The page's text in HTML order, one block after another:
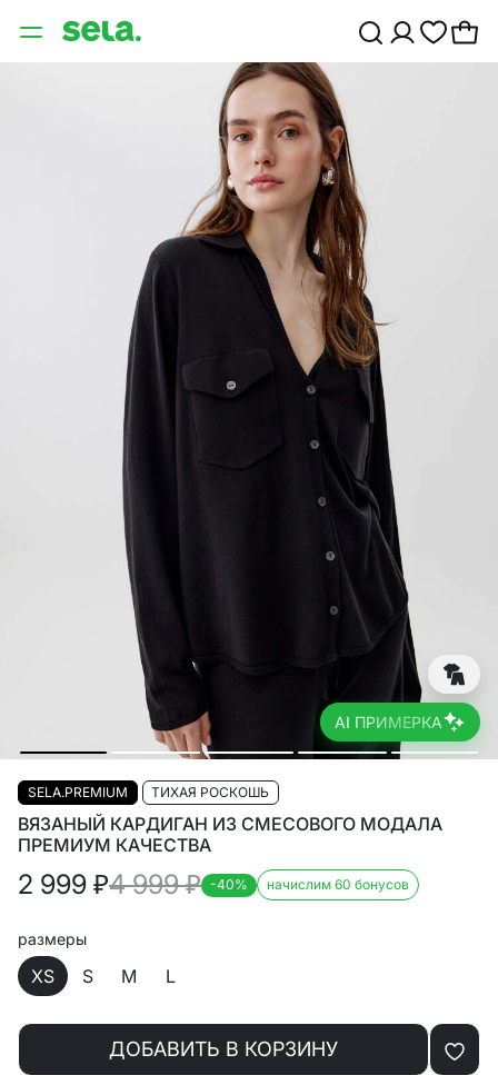
AI ПРИМЕРКА
SELA.PREMIUM ТИХАЯ РОСКОШЬ
ВЯЗАНЫЙ КАРДИГАН ИЗ СМЕСОВОГО МОДАЛА
ПРЕМИУМ КАЧЕСТВА
2 999 ₽4 999₽ -40% начислим 60 бонусов
размеры
XS S M L
ДОБАВИТЬ В КОРЗИНУ